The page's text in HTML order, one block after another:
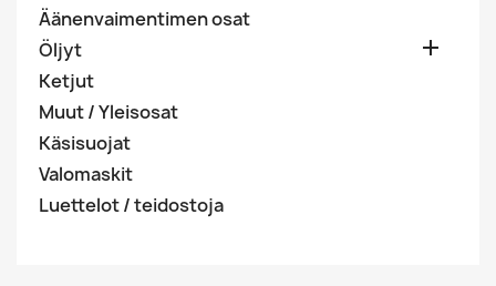
Äänenvaimentimen osat
Öljyt

Ketjut
Muut / Yleisosat
Käsisuojat
Valomaskit
Luettelot / teidostoja